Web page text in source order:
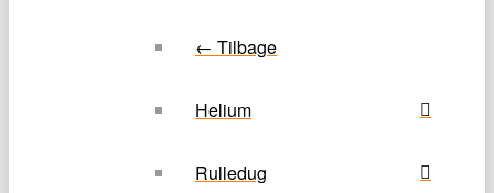
← Tilbage
Helium
Rulledug